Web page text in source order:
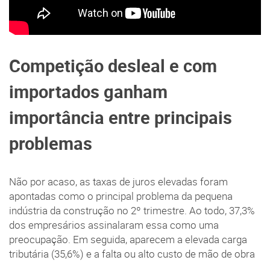
Competição desleal e com
importados ganham
importância entre principais
problemas
Não por acaso, as taxas de juros elevadas foram
apontadas como o principal problema da pequena
indústria da construção no 2º trimestre. Ao todo, 37,3%
dos empresários assinalaram essa como uma
preocupação. Em seguida, aparecem a elevada carga
tributária (35,6%) e a falta ou alto custo de mão de obra